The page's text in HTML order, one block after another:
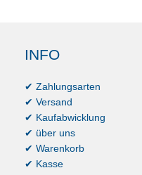
INFO
✔ Zahlungsarten
✔ Versand
✔ Kaufabwicklung
✔ über uns
✔ Warenkorb
✔ Kasse